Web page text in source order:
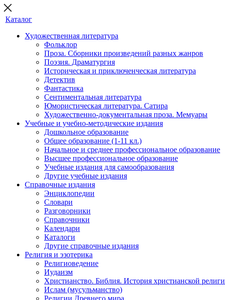
Каталог
Художественная литература
Фольклор
Проза. Сборники произведений разных жанров
Поэзия. Драматургия
Историческая и приключенческая литература
Детектив
Фантастика
Сентиментальная литература
Юмористическая литература. Сатира
Художественно-документальная проза. Мемуары
Учебные и учебно-методические издания
Дошкольное образование
Общее образование (1-11 кл.)
Начальное и среднее профессиональное образование
Высшее профессиональное образование
Учебные издания для самообразования
Другие учебные издания
Справочные издания
Энциклопедии
Словари
Разговорники
Справочники
Календари
Каталоги
Другие справочные издания
Религия и эзотерика
Религиоведение
Иудаизм
Христианство. Библия. История христианской
Ислам (мусульманство)
Религии Древнего мира